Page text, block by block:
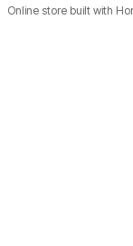
Online store built with